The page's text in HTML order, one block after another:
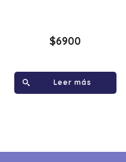
$6900
Leer más